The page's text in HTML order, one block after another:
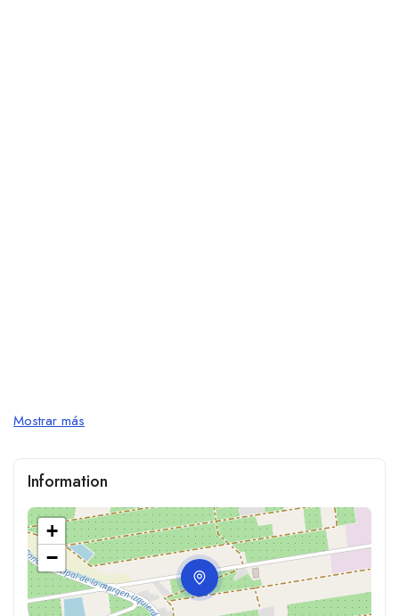
Mostrar más
Information
+
−